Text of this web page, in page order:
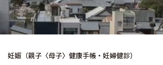
妊娠（親子〈母子〉健康手帳・妊婦健診）